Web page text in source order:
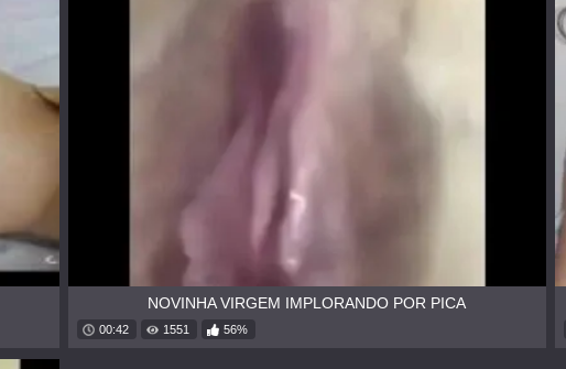
NOVINHA VIRGEM IMPLORANDO POR PICA
00:42 1551 56%